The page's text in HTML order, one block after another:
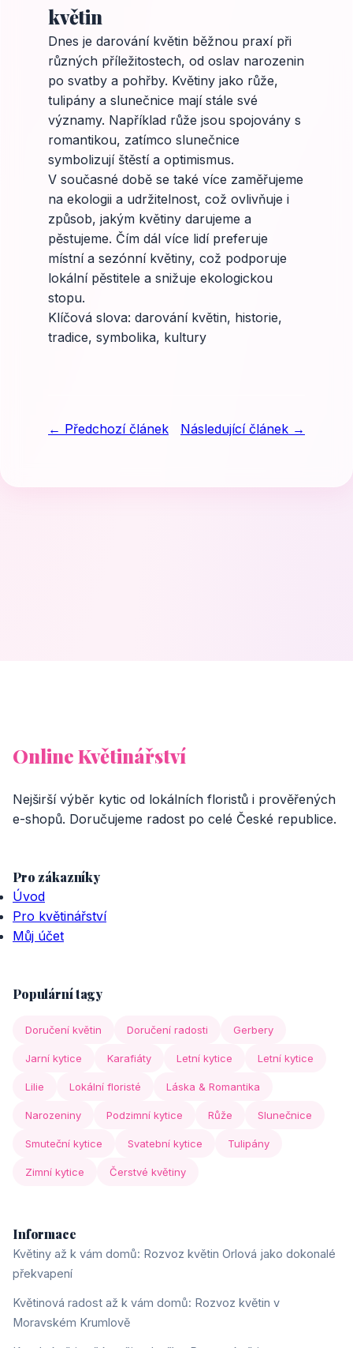
květin
Dnes je darování květin běžnou praxí při
různých příležitostech, od oslav narozenin
po svatby a pohřby. Květiny jako růže,
tulipány a slunečnice mají stále své
významy. Například růže jsou spojovány s
romantikou, zatímco slunečnice
symbolizují štěstí a optimismus.
V současné době se také více zaměřujeme
na ekologii a udržitelnost, což ovlivňuje i
způsob, jakým květiny darujeme a
pěstujeme. Čím dál více lidí preferuje
místní a sezónní květiny, což podporuje
lokální pěstitele a snižuje ekologickou
stopu.
Klíčová slova: darování květin, historie,
tradice, symbolika, kultury
← Předchozí článek Následující článek →
Online Květinářství
Nejširší výběr kytic od lokálních floristů i prověřených
e-shopů. Doručujeme radost po celé České republice.
Pro zákazníky
Úvod
Pro květinářství
Můj účet
Populární tagy
Doručení květin Doručení radosti Gerbery
Jarní kytice Karafiáty Letní kytice Letní kytice
Lilie Lokální floristé Láska & Romantika
Narozeniny Podzimní kytice Růže Slunečnice
Smuteční kytice Svatební kytice Tulipány
Zimní kytice Čerstvé květiny
Informace
Květiny až k vám domů: Rozvoz květin Orlová jako dokonalé
překvapení
Květinová radost až k vám domů: Rozvoz květin v
Moravském Krumlově